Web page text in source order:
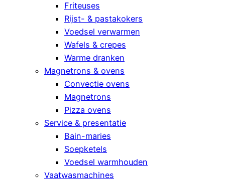
Friteuses
Rijst- & pastakokers
Voedsel verwarmen
Wafels & crepes
Warme dranken
Magnetrons & ovens
Convectie ovens
Magnetrons
Pizza ovens
Service & presentatie
Bain-maries
Soepketels
Voedsel warmhouden
Vaatwasmachines